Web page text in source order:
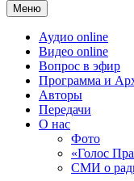
Меню
Аудио online
Видео online
Вопрос в эфир
Программа и
Авторы
Передачи
О нас
Фото
«Голос
СМИ о